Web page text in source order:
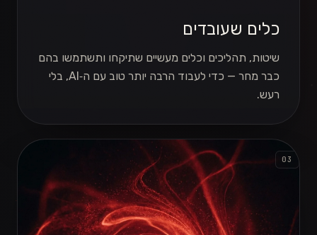
כלים שעובדים
שיטות, תהליכים וכלים מעשיים שתיקחו ותשתמשו בהם
כבר מחר — כדי לעבוד הרבה יותר טוב עם ה‑AI, בלי
רעש.
03